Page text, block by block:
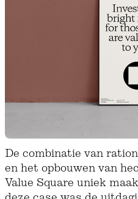
De combinatie van
en het opbouwen van
Value Square uniek